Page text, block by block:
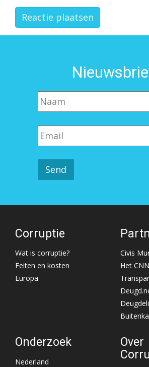
Corruptie
Wat is corruptie?
Feiten en kosten
Europa
Civis
Het CNN
Onderzoek
Nederland
Over